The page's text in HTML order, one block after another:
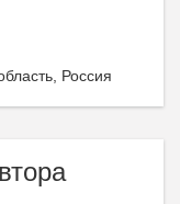
Россия